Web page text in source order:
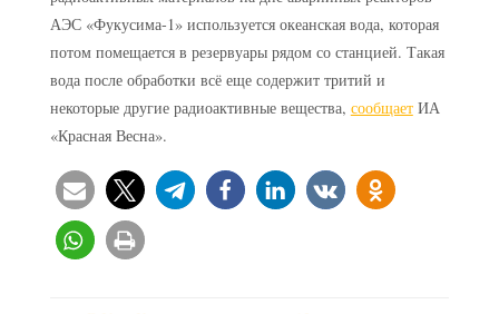
АЭС «Фукусима-1» используется океанская вода, которая
потом помещается в резервуары рядом со станцией. Такая
вода после обработки всё еще содержит тритий и
некоторые другие радиоактивные вещества, сообщаетИА
«Красная Весна».